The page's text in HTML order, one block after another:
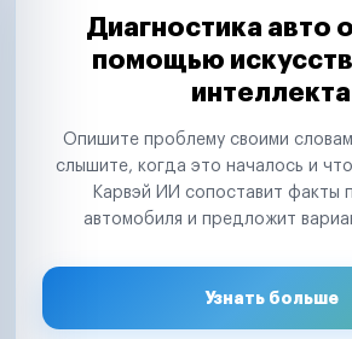
Диагностика авто
помощью
интеллекта
Опишите проблему своими
слышите, когда это началось и
Карвэй ИИ сопоставит факты
автомобиля и предложит
Узнать больше